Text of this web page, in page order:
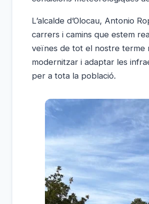
L’alcalde d’Olocau, Antonio
carrers i camins que estem
veïnes de tot el nostre terme
modernitzar i adaptar les
per a tota la població.